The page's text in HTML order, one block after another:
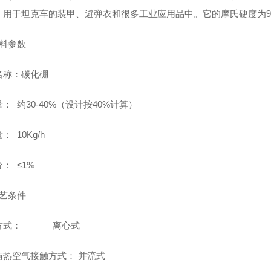
用于坦克车的装甲、避弹衣和很多工业应用品中。它的摩氏硬度为
参数
称：碳化硼
约30-40%（设计按40%计算）
： 10Kg/h
： ≤1%
条件
式： 离心式
热空气接触方式： 并流式